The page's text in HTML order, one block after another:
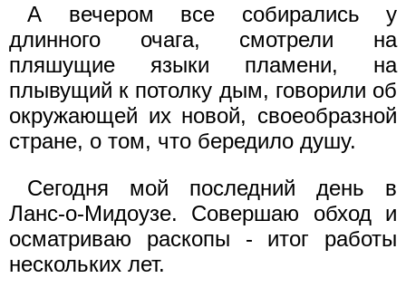
А вечером все собирались у
длинного очага, смотрели на
пляшущие языки пламени, на
плывущий к потолку дым, говорили об
окружающей их новой, своеобразной
стране, о том, что бередило душу.
Сегодня мой последний день в
Ланс-о-Мидоузе. Совершаю обход и
осматриваю раскопы - итог работы
нескольких лет.